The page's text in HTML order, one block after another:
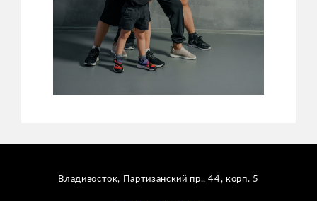
Владивосток, Партизанский пр., 44, корп. 5